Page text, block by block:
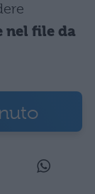
nel file da